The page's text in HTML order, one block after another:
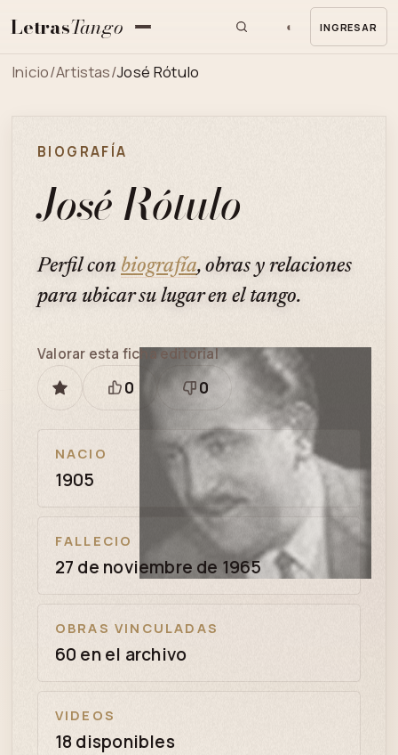
LetrasTango ◐ INGRESAR
Inicio/Artistas/José Rótulo
BIOGRAFÍA
José Rótulo
Perfil con biografía, obras y relaciones
para ubicar su lugar en el tango.
GUARDAR
Valorar esta ficha editorial
Está
0
Necesita
revisión
0
NACIO
1905
FALLECIO
27 de noviembre de 1965
OBRAS VINCULADAS
60 en el archivo
VIDEOS
18 disponibles